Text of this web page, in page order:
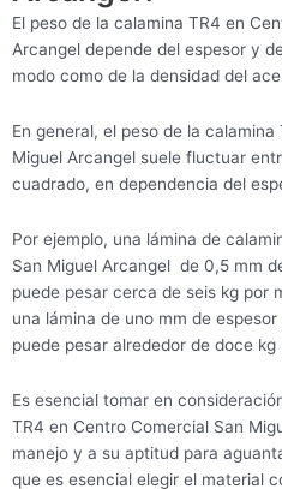
El peso de la calamina TR4 en
Arcangel depende del espesor y
modo como de la densidad del
En general, el peso de la
Miguel Arcangel suele fluctuar
cuadrado, en dependencia del
Por ejemplo, una lámina de
San Miguel Arcangel de 0,5 mm
puede pesar cerca de seis kg por
una lámina de uno mm de
puede pesar alrededor de doce
Es esencial tomar en
TR4 en Centro Comercial San
manejo y a su aptitud para
que es esencial elegir el material